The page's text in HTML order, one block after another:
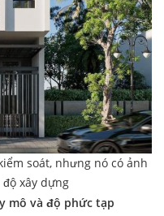
soát, nhưng nó có ảnh
xây dựng
mô và độ phức tạp